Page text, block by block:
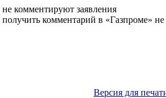
комментируют заявления
комментарий в «Газпроме» не
Версия для